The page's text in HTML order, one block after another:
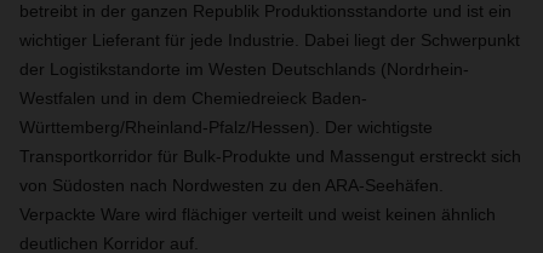
betreibt in der ganzen Republik Produktionsstandorte und ist ein
wichtiger Lieferant für jede Industrie. Dabei liegt der Schwerpunkt
der Logistikstandorte im Westen Deutschlands (Nordrhein-
Westfalen und in dem Chemiedreieck Baden-
Württemberg/Rheinland-Pfalz/Hessen). Der wichtigste
Transportkorridor für Bulk-Produkte und Massengut erstreckt sich
von Südosten nach Nordwesten zu den ARA-Seehäfen.
Verpackte Ware wird flächiger verteilt und weist keinen ähnlich
deutlichen Korridor auf.